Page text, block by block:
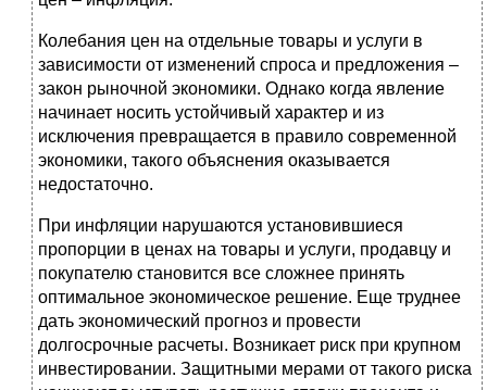
Колебания цен на отдельные товары и услуги в
зависимости от изменений спроса и предложения –
закон рыночной экономики. Однако когда явление
начинает носить устойчивый характер и из
исключения превращается в правило современной
экономики, такого объяснения оказывается
недостаточно.
При инфляции нарушаются установившиеся
пропорции в ценах на товары и услуги, продавцу и
покупателю становится все сложнее принять
оптимальное экономическое решение. Еще труднее
дать экономический прогноз и провести
долгосрочные расчеты. Возникает риск при крупном
инвестировании. Защитными мерами от такого риска